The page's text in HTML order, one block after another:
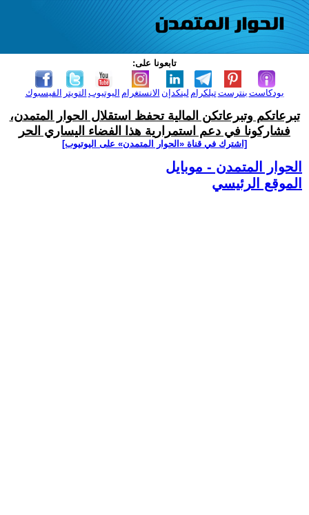
تابعونا على:
الفيسبوك التويتر اليوتيوب الانستغرام لينكدإن تيلكرامبنترست بودكاست
تبرعاتكم وتبرعاتكن المالية تحفظ استقلال الحوار المتمدن،
فشاركونا في دعم استمرارية هذا الفضاء اليساري الحر
[اشترك في قناة ‫«الحوار المتمدن» على اليوتيوب]
الحوار المتمدن - موبايل
الموقع الرئيسي